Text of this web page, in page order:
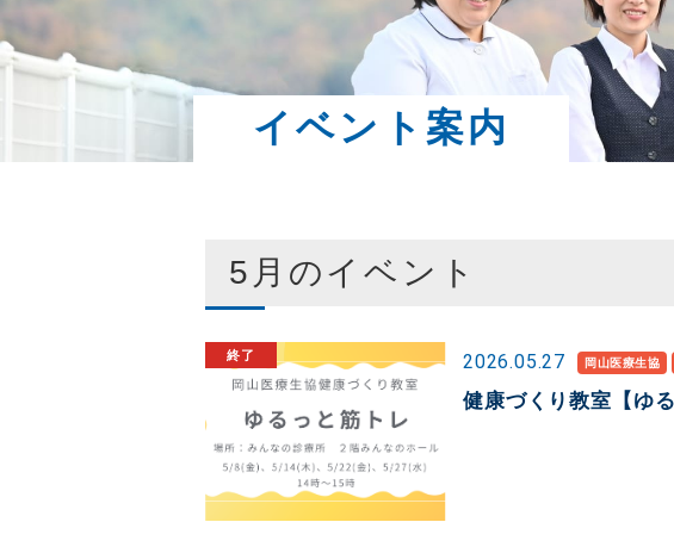
イベント案内
5月のイベント
2026.05.27 岡山医療生協
健康づくり教室【ゆ